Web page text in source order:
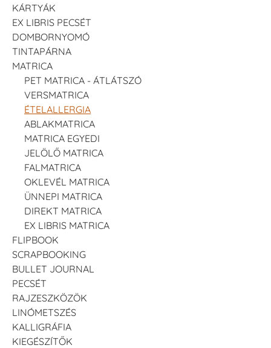
KÁRTYÁK
EX LIBRIS PECSÉT
DOMBORNYOMÓ
TINTAPÁRNA
MATRICA
PET MATRICA - ÁTLÁTSZÓ
VERSMATRICA
ÉTELALLERGIA
ABLAKMATRICA
MATRICA EGYEDI
JELÖLŐ MATRICA
FALMATRICA
OKLEVÉL MATRICA
ÜNNEPI MATRICA
DIREKT MATRICA
EX LIBRIS MATRICA
FLIPBOOK
SCRAPBOOKING
BULLET JOURNAL
PECSÉT
RAJZESZKÖZÖK
LINÓMETSZÉS
KALLIGRÁFIA
KIEGÉSZÍTŐK